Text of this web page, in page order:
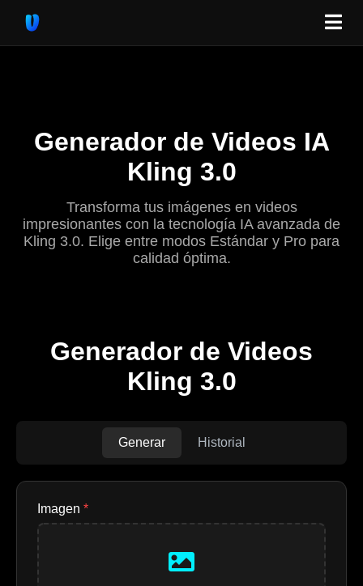
Generador de Videos IA
Kling 3.0
Transforma tus imágenes en videos
impresionantes con la tecnología IA avanzada de
Kling 3.0. Elige entre modos Estándar y Pro para
calidad óptima.
Generador de Videos
Kling 3.0
Generar Historial
Imagen *